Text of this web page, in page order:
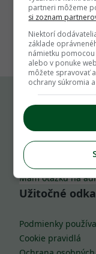
Komu môžeš
info@zahrada.sk
Nahlás chybu
Mám otázku na
Užitočné
Podmienky
Cookie pravidlá
partneri môžeme
si zoznam
Niektorí
základe
námietku
alebo v ponuke
môžete spravovať
ochrany súkromia